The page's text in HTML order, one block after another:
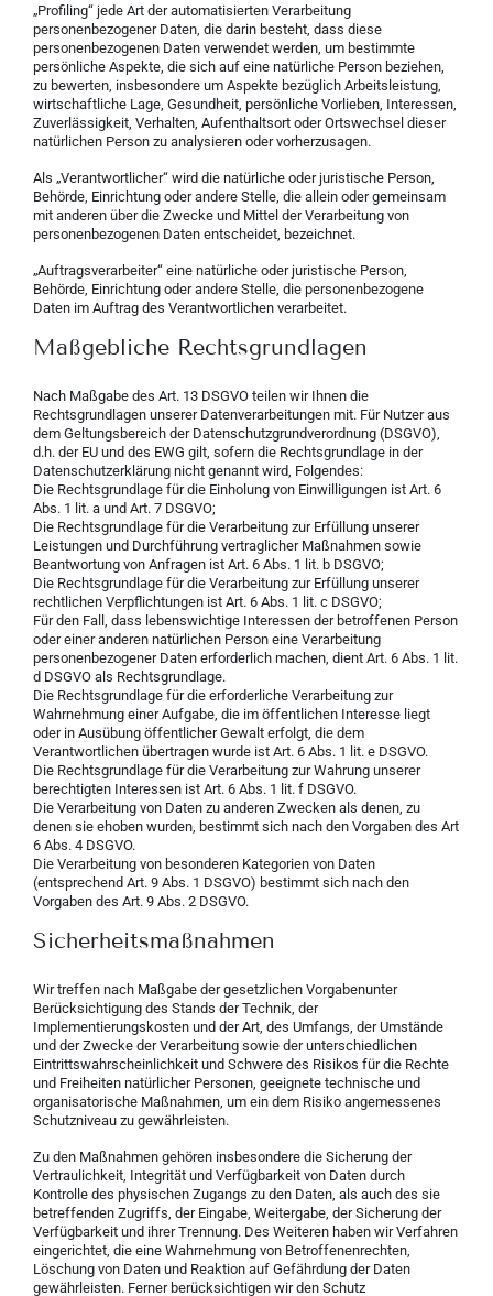
„Profiling“ jede Art der automatisierten Verarbeitung
personenbezogener Daten, die darin besteht, dass diese
personenbezogenen Daten verwendet werden, um bestimmte
persönliche Aspekte, die sich auf eine natürliche Person beziehen,
zu bewerten, insbesondere um Aspekte bezüglich Arbeitsleistung,
wirtschaftliche Lage, Gesundheit, persönliche Vorlieben, Interessen,
Zuverlässigkeit, Verhalten, Aufenthaltsort oder Ortswechsel dieser
natürlichen Person zu analysieren oder vorherzusagen.
Als „Verantwortlicher“ wird die natürliche oder juristische Person,
Behörde, Einrichtung oder andere Stelle, die allein oder gemeinsam
mit anderen über die Zwecke und Mittel der Verarbeitung von
personenbezogenen Daten entscheidet, bezeichnet.
„Auftragsverarbeiter“ eine natürliche oder juristische Person,
Behörde, Einrichtung oder andere Stelle, die personenbezogene
Daten im Auftrag des Verantwortlichen verarbeitet.
Maßgebliche Rechtsgrundlagen
Nach Maßgabe des Art. 13 DSGVO teilen wir Ihnen die
Rechtsgrundlagen unserer Datenverarbeitungen mit. Für Nutzer aus
dem Geltungsbereich der Datenschutzgrundverordnung (DSGVO),
d.h. der EU und des EWG gilt, sofern die Rechtsgrundlage in der
Datenschutzerklärung nicht genannt wird, Folgendes:
Die Rechtsgrundlage für die Einholung von Einwilligungen ist Art. 6
Abs. 1 lit. a und Art. 7 DSGVO;
Die Rechtsgrundlage für die Verarbeitung zur Erfüllung unserer
Leistungen und Durchführung vertraglicher Maßnahmen sowie
Beantwortung von Anfragen ist Art. 6 Abs. 1 lit. b DSGVO;
Die Rechtsgrundlage für die Verarbeitung zur Erfüllung unserer
rechtlichen Verpflichtungen ist Art. 6 Abs. 1 lit. c DSGVO;
Für den Fall, dass lebenswichtige Interessen der betroffenen Person
oder einer anderen natürlichen Person eine Verarbeitung
personenbezogener Daten erforderlich machen, dient Art. 6 Abs. 1 lit.
d DSGVO als Rechtsgrundlage.
Die Rechtsgrundlage für die erforderliche Verarbeitung zur
Wahrnehmung einer Aufgabe, die im öffentlichen Interesse liegt
oder in Ausübung öffentlicher Gewalt erfolgt, die dem
Verantwortlichen übertragen wurde ist Art. 6 Abs. 1 lit. e DSGVO.
Die Rechtsgrundlage für die Verarbeitung zur Wahrung unserer
berechtigten Interessen ist Art. 6 Abs. 1 lit. f DSGVO.
Die Verarbeitung von Daten zu anderen Zwecken als denen, zu
denen sie ehoben wurden, bestimmt sich nach den Vorgaben des Art
6 Abs. 4 DSGVO.
Die Verarbeitung von besonderen Kategorien von Daten
(entsprechend Art. 9 Abs. 1 DSGVO) bestimmt sich nach den
Vorgaben des Art. 9 Abs. 2 DSGVO.
Sicherheitsmaßnahmen
Wir treffen nach Maßgabe der gesetzlichen Vorgabenunter
Berücksichtigung des Stands der Technik, der
Implementierungskosten und der Art, des Umfangs, der Umstände
und der Zwecke der Verarbeitung sowie der unterschiedlichen
Eintrittswahrscheinlichkeit und Schwere des Risikos für die Rechte
und Freiheiten natürlicher Personen, geeignete technische und
organisatorische Maßnahmen, um ein dem Risiko angemessenes
Schutzniveau zu gewährleisten.
Zu den Maßnahmen gehören insbesondere die Sicherung der
Vertraulichkeit, Integrität und Verfügbarkeit von Daten durch
Kontrolle des physischen Zugangs zu den Daten, als auch des sie
betreffenden Zugriffs, der Eingabe, Weitergabe, der Sicherung der
Verfügbarkeit und ihrer Trennung. Des Weiteren haben wir Verfahren
eingerichtet, die eine Wahrnehmung von Betroffenenrechten,
Löschung von Daten und Reaktion auf Gefährdung der Daten
gewährleisten. Ferner berücksichtigen wir den Schutz